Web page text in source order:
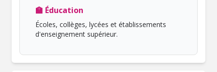
🏫 Éducation
Écoles, collèges, lycées et établissements
d'enseignement supérieur.